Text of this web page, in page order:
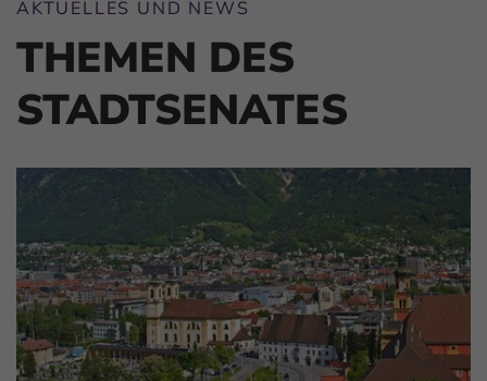
AKTUELLES UND NEWS
THEMEN DES
STADTSENATES